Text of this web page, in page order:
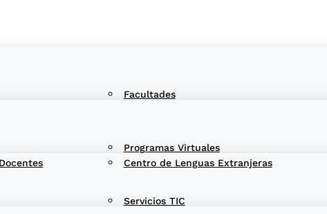
Facultades
Centro de Lenguas Extranjeras
Programas Virtuales
Servicios TIC